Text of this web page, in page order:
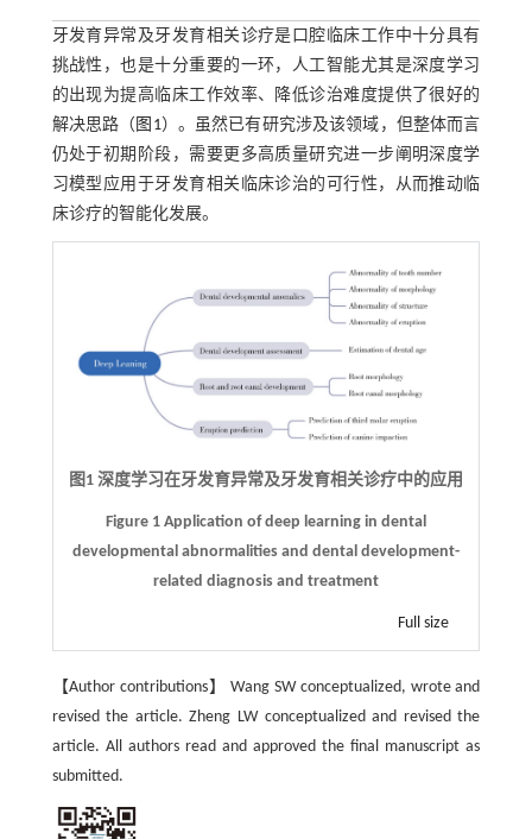
牙发育异常及牙发育相关诊疗是口腔临床工作中十分具有
挑战性，也是十分重要的一环，人工智能尤其是深度学习
的出现为提高临床工作效率、降低诊治难度提供了很好的
解决思路（ 图1）。虽然已有研究涉及该领域，但整体而言
仍处于初期阶段，需要更多高质量研究进一步阐明深度学
习模型应用于牙发育相关临床诊治的可行性，从而推动临
床诊疗的智能化发展。
图1 深度学习在牙发育异常及牙发育相关诊疗中的应用
Figure 1 Application of deep learning in dental
developmental abnormalities and dental development-
related diagnosis and treatment
Full size
【Author contributions】 Wang SW conceptualized, wrote and
revised the article. Zheng LW conceptualized and revised the
article. All authors read and approved the final manuscript as
submitted.